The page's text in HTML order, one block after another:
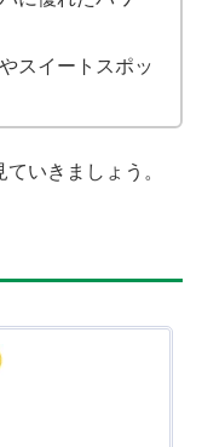
スイートスポッ
いきましょう。